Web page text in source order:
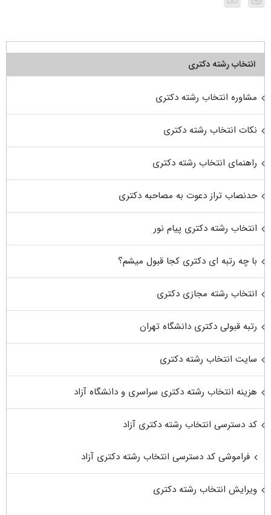
انتخاب رشته دکتری
مشاوره انتخاب رشته دکتری
نکات انتخاب رشته دکتری
راهنمای انتخاب رشته دکتری
حدنصاب تراز دعوت به مصاحبه دکتری
انتخاب رشته دکتری پیام نور
با چه رتبه ای دکتری کجا قبول میشم؟
انتخاب رشته مجازی دکتری
رتبه قبولی دکتری دانشگاه تهران
سایت انتخاب رشته دکتری
هزینه انتخاب رشته دکتری سراسری و دانشگاه آزاد
کد دسترسی انتخاب رشته دکتری آزاد
فراموشی کد دسترسی انتخاب رشته دکتری آزاد
ویرایش انتخاب رشته دکتری